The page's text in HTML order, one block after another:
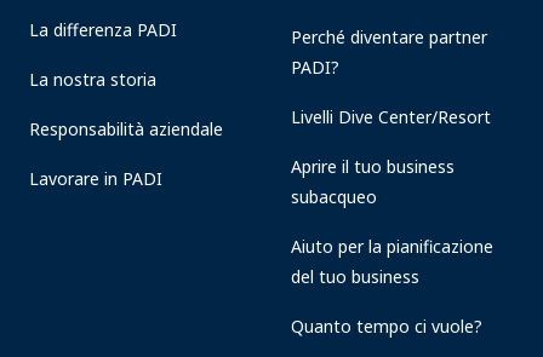
La differenza PADI
La nostra storia
Responsabilità aziendale
Lavorare in PADI
Perché diventare partner
PADI?
Livelli Dive Center/Resort
Aprire il tuo business
subacqueo
Aiuto per la pianificazione
del tuo business
Quanto tempo ci vuole?